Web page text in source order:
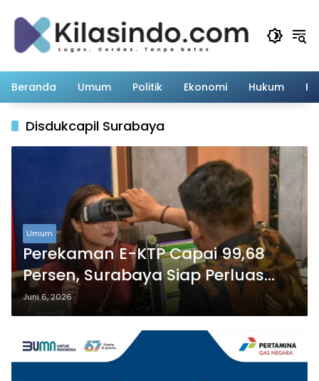
Beranda Umum Politik Ekonomi Hukum
Disdukcapil Surabaya
Umum
Perekaman E-KTP Capai 99,68
Persen, Surabaya Siap Perluas
Layanan Digital
Juni 6, 2026